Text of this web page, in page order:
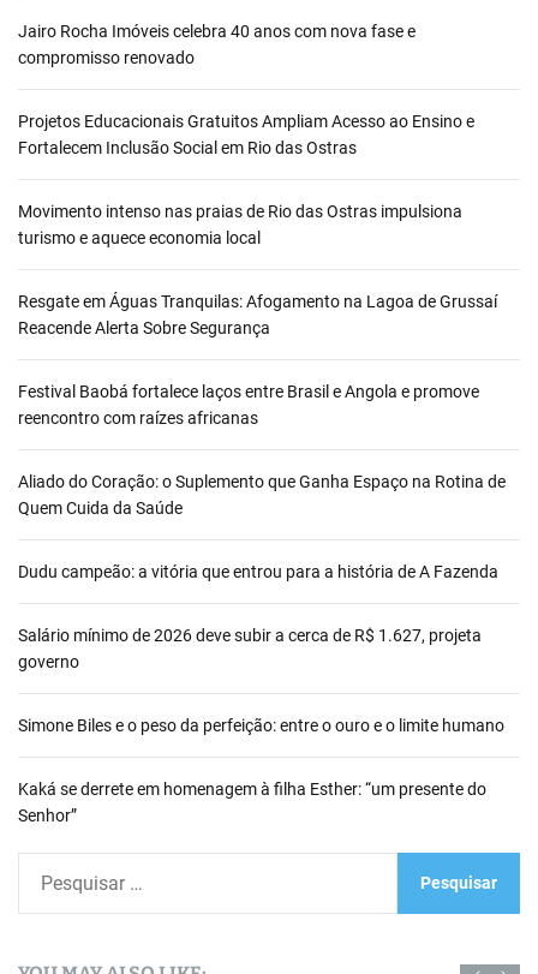
Jairo Rocha Imóveis celebra 40 anos com nova fase e
compromisso renovado
Projetos Educacionais Gratuitos Ampliam Acesso ao Ensino e
Fortalecem Inclusão Social em Rio das Ostras
Movimento intenso nas praias de Rio das Ostras impulsiona
turismo e aquece economia local
Resgate em Águas Tranquilas: Afogamento na Lagoa de Grussaí
Reacende Alerta Sobre Segurança
Festival Baobá fortalece laços entre Brasil e Angola e promove
reencontro com raízes africanas
Aliado do Coração: o Suplemento que Ganha Espaço na Rotina de
Quem Cuida da Saúde
Dudu campeão: a vitória que entrou para a história de A Fazenda
Salário mínimo de 2026 deve subir a cerca de R$ 1.627, projeta
governo
Simone Biles e o peso da perfeição: entre o ouro e o limite humano
Kaká se derrete em homenagem à filha Esther: “um presente do
Senhor”